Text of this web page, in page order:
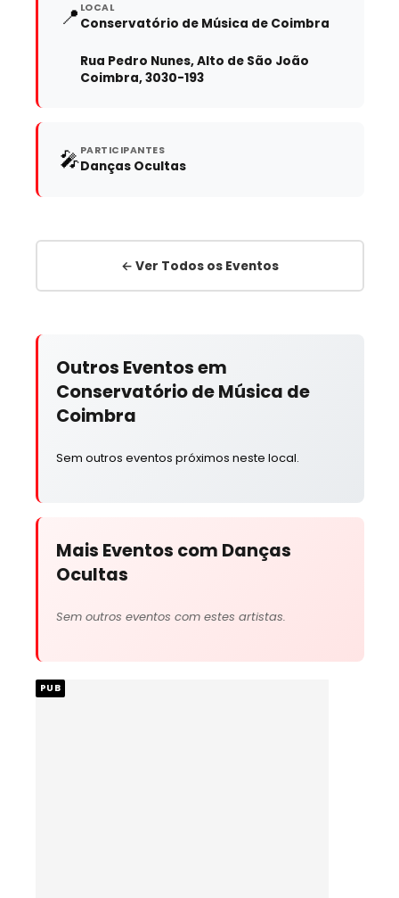
📍 LOCAL
Conservatório de Música de Coimbra
Rua Pedro Nunes, Alto de São João
Coimbra, 3030-193
🎤PARTICIPANTES
Danças Ocultas
← Ver Todos os Eventos
Outros Eventos em
Conservatório de Música de
Coimbra
Sem outros eventos próximos neste local.
Mais Eventos com Danças
Ocultas
Sem outros eventos com estes artistas.
PUB